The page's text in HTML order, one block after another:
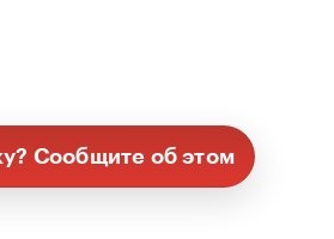
Сообщите об этом